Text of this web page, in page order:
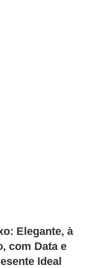
Elegante, à
com Data e
Ideal